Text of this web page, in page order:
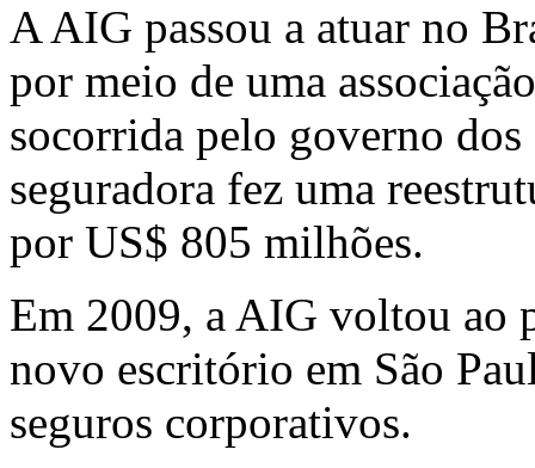
A AIG passou a atuar no
por meio de uma
socorrida pelo governo
seguradora fez uma
por US$ 805 milhões.
Em 2009, a AIG voltou ao
novo escritório em São
seguros corporativos.